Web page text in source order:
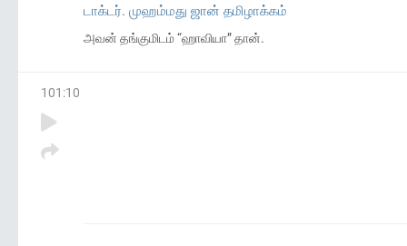
டாக்டர். முஹம்மது ஜான் தமிழாக்கம்
அவன் தங்குமிடம் “ஹாவியா” தான்.
101 :10